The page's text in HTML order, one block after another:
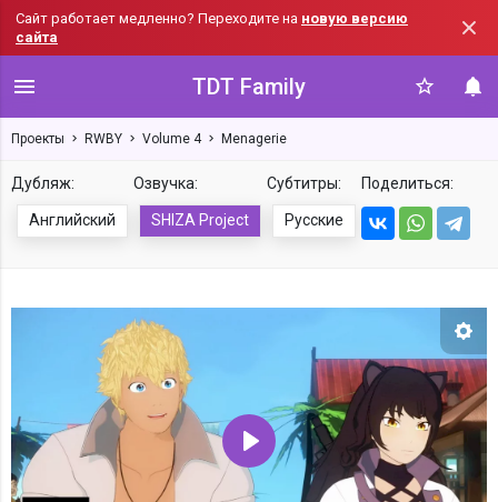
Сайт работает медленно? Переходите на новую версию
сайта
TDT Family
Проекты RWBY Volume 4 Menagerie
Дубляж:
Английский
Озвучка:
SHIZA Project
Субтитры:
Русские
Поделиться:
Воспроизвести